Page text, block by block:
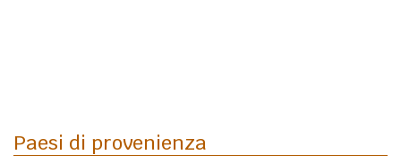
Paesi di provenienza